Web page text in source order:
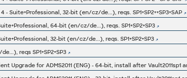
Suite+Professional, 32-bit (en/cz/de...), reqs. SP1+SP2++SP3+SAP
64-bit (en/cz/de...), reqs. SP1+SP2+SP3
32-bit (en/cz/de...), reqs. SP1+SP2+SP3
reqs SP1+SP2+SP3